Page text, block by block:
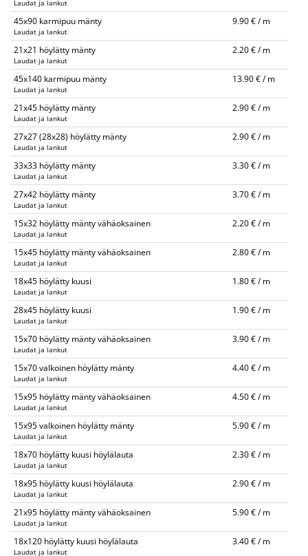
Laudat ja lankut
45x90 karmipuu mänty
Laudat ja lankut
9.90 € / m
21x21 höylätty mänty
Laudat ja lankut
2.20 € / m
45x140 karmipuu mänty
Laudat ja lankut
13.90 € / m
21x45 höylätty mänty
Laudat ja lankut
2.90 € / m
27x27 (28x28) höylätty mänty
Laudat ja lankut
2.90 € / m
33x33 höylätty mänty
Laudat ja lankut
3.30 € / m
27x42 höylätty mänty
Laudat ja lankut
3.70 € / m
15x32 höylätty mänty vähäoksainen
Laudat ja lankut
2.20 € / m
15x45 höylätty mänty vähäoksainen
Laudat ja lankut
2.80 € / m
18x45 höylätty kuusi
Laudat ja lankut
1.80 € / m
28x45 höylätty kuusi
Laudat ja lankut
1.90 € / m
15x70 höylätty mänty vähäoksainen
Laudat ja lankut
3.90 € / m
15x70 valkoinen höylätty mänty
Laudat ja lankut
4.40 € / m
15x95 höylätty mänty vähäoksainen
Laudat ja lankut
4.50 € / m
15x95 valkoinen höylätty mänty
Laudat ja lankut
5.90 € / m
18x70 höylätty kuusi höylälauta
Laudat ja lankut
2.30 € / m
18x95 höylätty kuusi höylälauta
Laudat ja lankut
2.90 € / m
21x95 höylätty mänty vähäoksainen
Laudat ja lankut
5.90 € / m
18x120 höylätty kuusi höylälauta
Laudat ja lankut
3.40 € / m